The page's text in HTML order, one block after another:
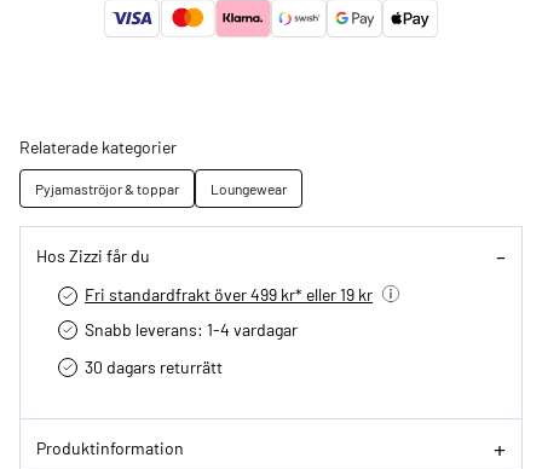
Relaterade kategorier
Pyjamaströjor & toppar Loungewear
Hos Zizzi får du
Fri standardfrakt över 499 kr* eller 19 kr
Snabb leverans: 1-4 vardagar
30 dagars returrätt­
Produktinformation